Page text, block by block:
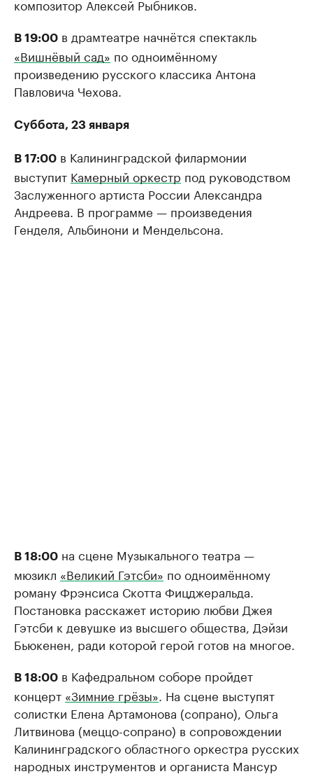
композитор Алексей Рыбников.
В 19:00 в драмтеатре начнётся спектакль
«Вишнёвый сад» по одноимённому
произведению русского классика Антона
Павловича Чехова.
Суббота, 23 января
В 17:00 в Калининградской филармонии
выступит Камерный оркестр под руководством
Заслуженного артиста России Александра
Андреева. В программе — произведения
Генделя, Альбинони и Мендельсона.
В 18:00 на сцене Музыкального театра —
мюзикл «Великий Гэтсби» по одноимённому
роману Фрэнсиса Скотта Фицджеральда.
Постановка расскажет историю любви Джея
Гэтсби к девушке из высшего общества, Дэйзи
Бьюкенен, ради которой герой готов на многое.
В 18:00 в Кафедральном соборе пройдет
концерт «Зимние грёзы» . На сцене выступят
солистки Елена Артамонова (сопрано), Ольга
Литвинова (меццо-сопрано) в сопровождении
Калининградского областного оркестра русских
народных инструментов и органиста Мансур